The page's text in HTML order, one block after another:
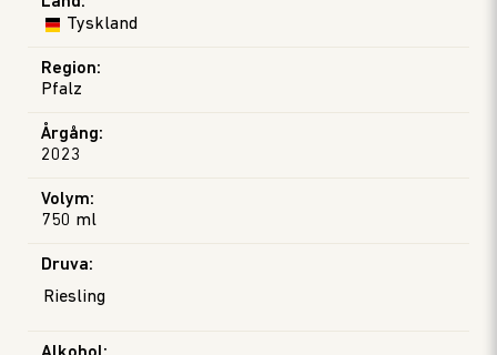
Tyskland
Region:
Pfalz
Årgång:
2023
Volym:
750 ml
Druva:
Riesling